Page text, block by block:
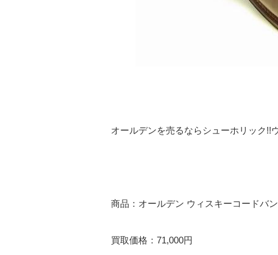
オールデンを売るならシューホリック!!
商品：オールデン ウィスキーコードバ
買取価格：71,000円